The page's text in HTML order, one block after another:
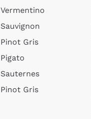
Vermentino
Sauvignon
Pinot Gris
Pigato
Sauternes
Pinot Gris